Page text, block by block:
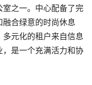
之一。中心配备了完
合绿意的时尚休息
元化的租户来自信息
是一个充满活力和协